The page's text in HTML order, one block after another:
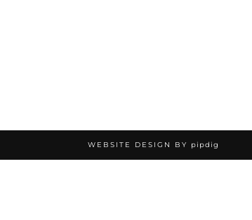
WEBSITE DESIGN BY pipdig